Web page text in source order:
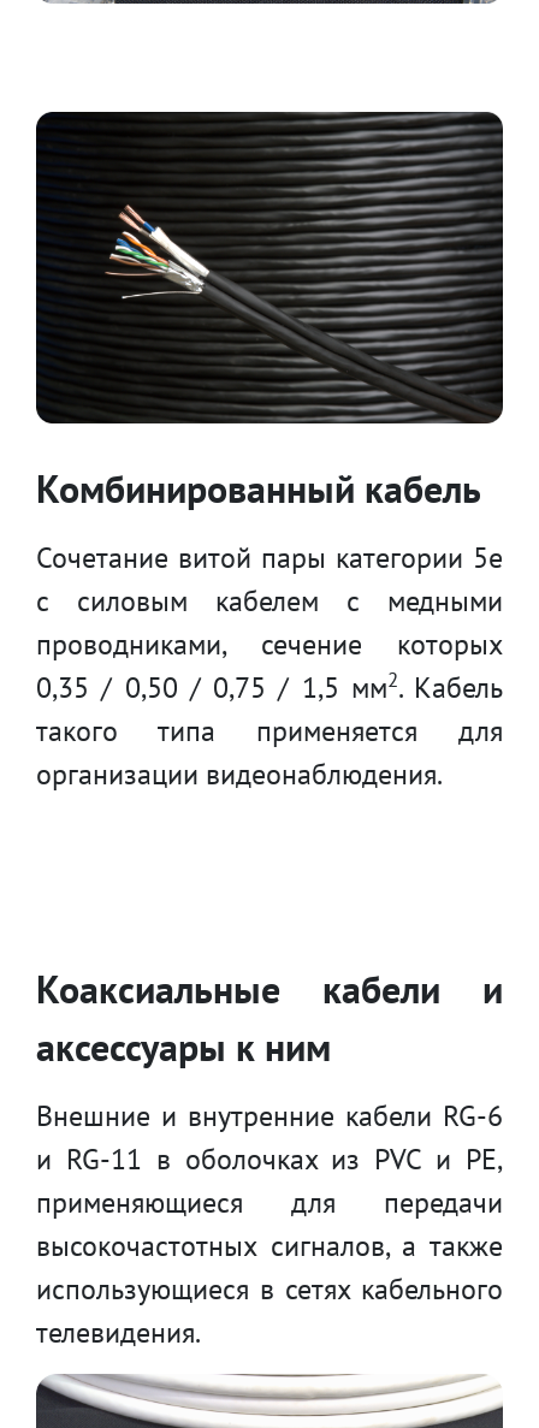
Комбинированный кабель
Сочетание витой пары категории 5е
с силовым кабелем с медными
проводниками, сечение которых
0,35 / 0,50 / 0,75 / 1,5 мм2. Кабель
такого типа применяется для
организации видеонаблюдения.
Коаксиальные кабели и
аксессуары к ним
Внешние и внутренние кабели RG-6
и RG-11 в оболочках из PVC и PE,
применяющиеся для передачи
высокочастотных сигналов, а также
использующиеся в сетях кабельного
телевидения.